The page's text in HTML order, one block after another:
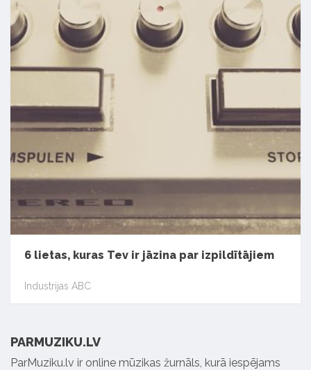
6 lietas, kuras Tev ir jāzina par izpildītājiem
Industrijas ABC
PARMUZIKU.LV
ParMuziku.lv ir online mūzikas žurnāls, kurā iespējams